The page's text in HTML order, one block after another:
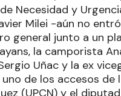
Necesidad y
Milei -aún no
general junto a un
la camporista
Uñac y la ex
de los accesos de
(UPCN) y el